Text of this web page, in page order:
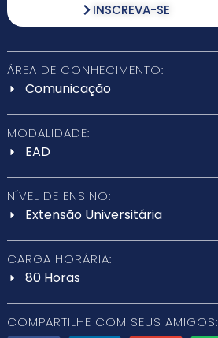
INSCREVA-SE
ÁREA DE CONHECIMENTO:
Comunicação
MODALIDADE:
EAD
NÍVEL DE ENSINO:
Extensão Universitária
CARGA HORÁRIA:
80 Horas
COMPARTILHE COM SEUS AMIGOS: